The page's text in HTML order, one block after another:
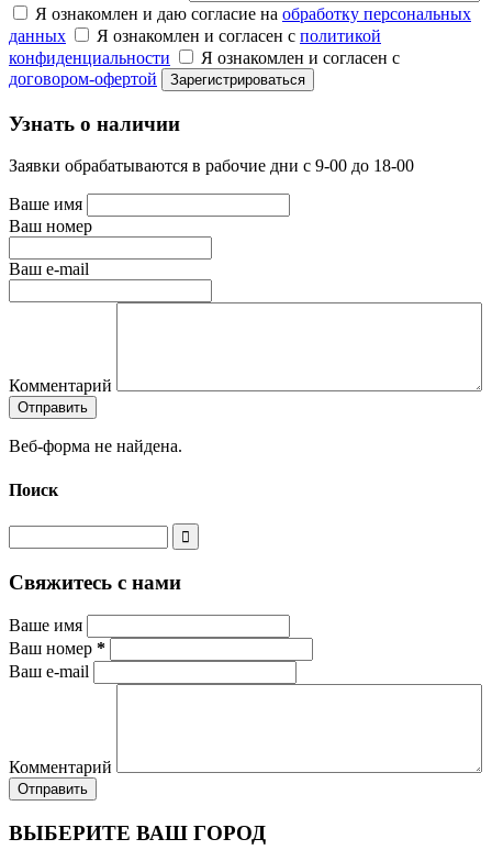
Я ознакомлен и даю согласие на обработку персональных
данных
Я ознакомлен и согласен с политикой
конфиденциальности
Я ознакомлен и согласен с
договором-офертой
Узнать о наличии
Заявки обрабатываются в рабочие дни с 9-00 до 18-00
Ваше имя
Ваш номер
Ваш e-mail
Комментарий
Веб-форма не найдена.
Поиск
Свяжитесь с нами
Ваше имя
Ваш номер *
Ваш e-mail
Комментарий
ВЫБЕРИТЕ ВАШ ГОРОД